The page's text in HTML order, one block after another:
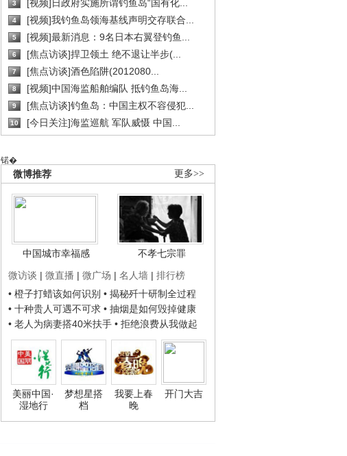
3 [视频]日政府实施所谓钓鱼岛“国有化...
4 [视频]我钓鱼岛领海基线声明交存联合...
5 [视频]最新消息：9名日本右翼登钓鱼...
6 [焦点访谈]捍卫领土 绝不退让半步(...
7 [焦点访谈]酒色陷阱(2012080...
8 [视频]中国海监船舶编队 抵钓鱼岛海...
9 [焦点访谈]钓鱼岛：中国主权不容侵犯...
10 [今日关注]海监巡航 军队威慑 中国...
锘�
更多>>
微博推荐
中国城市幸福感
不孝七宗罪
微访谈 | 微直播 | 微广场 | 名人墙 | 排行榜
• 橙子打蜡该如何识别 • 揭秘歼十研制全过程
• 十种贵人可遇不可求 • 抽烟是如何毁掉健康
• 老人为病妻搭40米扶手 • 拒绝浪费从我做起
美丽中国·
湿地行
梦想星搭
档
我要上春
晚
开门大吉